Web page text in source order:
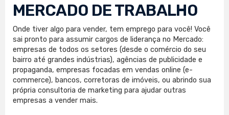
MERCADO DE TRABALHO
Onde tiver algo para vender, tem emprego para você! Você
sai pronto para assumir cargos de liderança no Mercado:
empresas de todos os setores (desde o comércio do seu
bairro até grandes indústrias), agências de publicidade e
propaganda, empresas focadas em vendas online (e-
commerce), bancos, corretoras de imóveis, ou abrindo sua
própria consultoria de marketing para ajudar outras
empresas a vender mais.